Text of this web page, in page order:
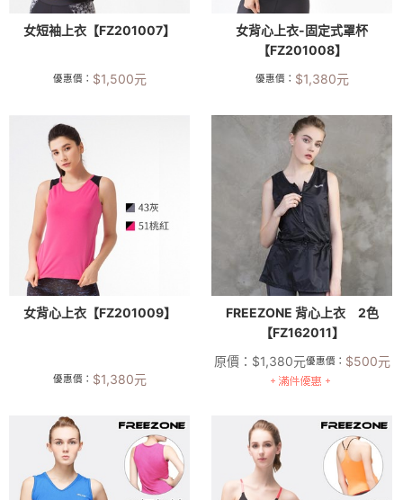
女短袖上衣【FZ201007】
優惠價： $1,500元
女背心上衣-固定式罩杯
【FZ201008】
優惠價： $1,380元
女背心上衣【FZ201009】
優惠價： $1,380元
FREEZONE 背心上衣 2色
【FZ162011】
原價： $1,380元優惠價： $500元